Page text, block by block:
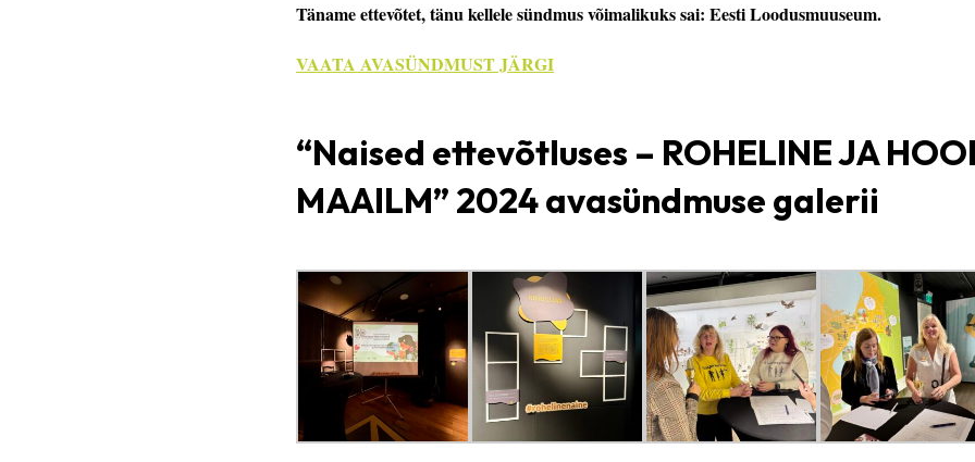
Täname ettevõtet, tänu kellele sündmus võimalikuks sai: Eesti Loodusmuuseum.
VAATA AVASÜNDMUST JÄRGI
“Naised ettevõtluses – ROHELINE JA
MAAILM” 2024 avasündmuse galerii